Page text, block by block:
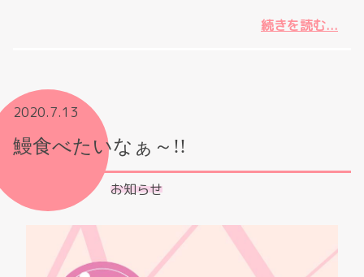
続きを読む...
2020.7.13
鰻食べたいなぁ～!!
お知らせ